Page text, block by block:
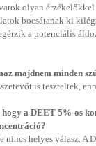
olyan
bocsátanak ki
a potenciális
majdnem minden
is teszteltek,
hogy a DEET 5%-os
nincs helyes válasz.